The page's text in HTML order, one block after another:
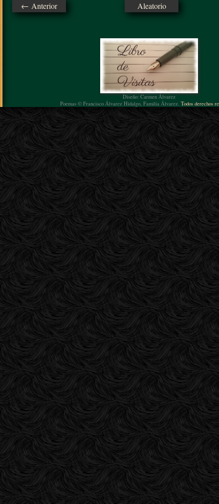
← Anterior Aleatorio
Diseño: Carmen Álvarez
Poemas © Francisco Álvarez Hidalgo, Familia Álvarez. Todos derechos